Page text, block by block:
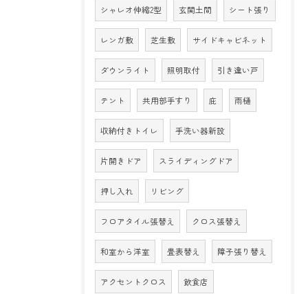
シャレオ伸縮2型 玄関土間 シート張り
レンガ敷 芝生敷 サイドキャビネット
ダウンライト 照明取付 引き違い戸
テント 共用部手すり 庇 雨樋
収納付きトイレ 手洗い器新設
片開きドア スライディングドア
押し入れ リビング
フロアタイル張替え クロス張替え
和室から洋室 畳表替え 障子張り替え
アクセントクロス 飲食店